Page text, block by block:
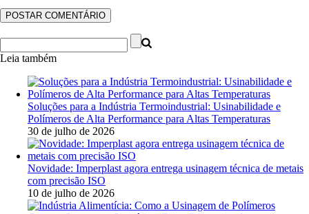
Leia também
Soluções para a Indústria Termoindustrial: Usinabilidade e
Polímeros de Alta Performance para Altas Temperaturas
30 de julho de 2026
Novidade: Imperplast agora entrega usinagem técnica de metais
com precisão ISO
10 de julho de 2026